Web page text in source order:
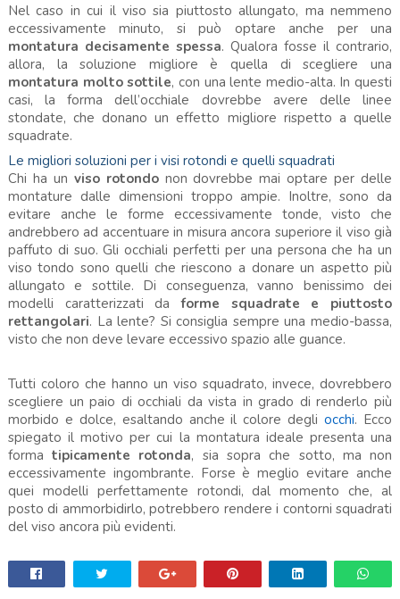
Nel caso in cui il viso sia piuttosto allungato, ma nemmeno
eccessivamente minuto, si può optare anche per una
montatura decisamente spessa. Qualora fosse il contrario,
allora, la soluzione migliore è quella di scegliere una
montatura molto sottile, con una lente medio-alta. In questi
casi, la forma dell’occhiale dovrebbe avere delle linee
stondate, che donano un effetto migliore rispetto a quelle
squadrate.
Le migliori soluzioni per i visi rotondi e quelli squadrati
Chi ha un viso rotondonon dovrebbe mai optare per delle
montature dalle dimensioni troppo ampie. Inoltre, sono da
evitare anche le forme eccessivamente tonde, visto che
andrebbero ad accentuare in misura ancora superiore il viso già
paffuto di suo. Gli occhiali perfetti per una persona che ha un
viso tondo sono quelli che riescono a donare un aspetto più
allungato e sottile. Di conseguenza, vanno benissimo dei
modelli caratterizzati daforme squadrate e piuttosto
rettangolari. La lente? Si consiglia sempre una medio-bassa,
visto che non deve levare eccessivo spazio alle guance.
Tutti coloro che hanno un viso squadrato, invece, dovrebbero
scegliere un paio di occhiali da vista in grado di renderlo più
morbido e dolce, esaltando anche il colore degliocchi. Ecco
spiegato il motivo per cui la montatura ideale presenta una
formatipicamente rotonda, sia sopra che sotto, ma non
eccessivamente ingombrante. Forse è meglio evitare anche
quei modelli perfettamente rotondi, dal momento che, al
posto di ammorbidirlo, potrebbero rendere i contorni squadrati
del viso ancora più evidenti.